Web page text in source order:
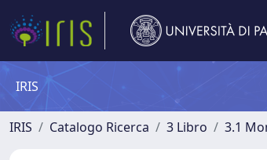
IRIS
IRIS Catalogo Ricerca 3 Libro 3.1